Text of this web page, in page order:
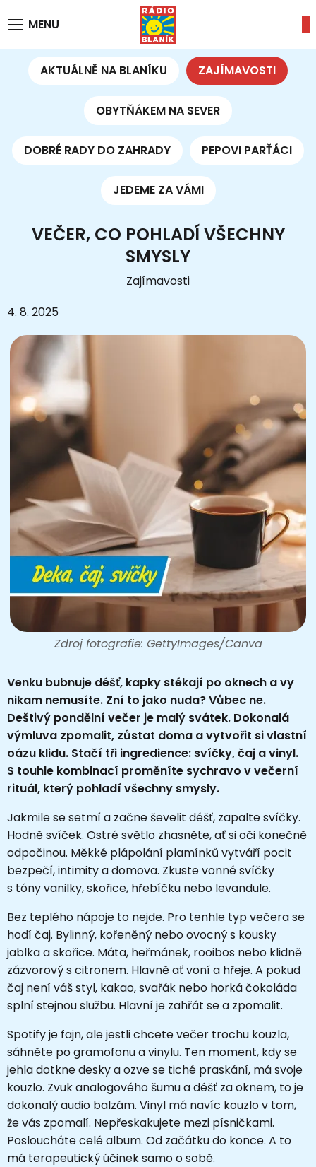
MENU
AKTUÁLNĚ NA BLANÍKU ZAJÍMAVOSTI
OBYTŇÁKEM NA SEVER
DOBRÉ RADY DO ZAHRADY PEPOVI PARŤÁCI
JEDEME ZA VÁMI
VEČER, CO POHLADÍ VŠECHNY
SMYSLY
Zajímavosti
4. 8. 2025
Zdroj fotografie: GettyImages/Canva
Venku bubnuje déšť, kapky stékají po oknech a vy
nikam nemusíte. Zní to jako nuda? Vůbec ne.
Deštivý pondělní večer je malý svátek. Dokonalá
výmluva zpomalit, zůstat doma a vytvořit si vlastní
oázu klidu. Stačí tři ingredience: svíčky, čaj a vinyl.
S touhle kombinací proměníte sychravo v večerní
rituál, který pohladí všechny smysly.
Jakmile se setmí a začne ševelit déšť, zapalte svíčky.
Hodně svíček. Ostré světlo zhasněte, ať si oči konečně
odpočinou. Měkké plápolání plamínků vytváří pocit
bezpečí, intimity a domova. Zkuste vonné svíčky
s tóny vanilky, skořice, hřebíčku nebo levandule.
Bez teplého nápoje to nejde. Pro tenhle typ večera se
hodí čaj. Bylinný, kořeněný nebo ovocný s kousky
jablka a skořice. Máta, heřmánek, rooibos nebo klidně
zázvorový s citronem. Hlavně ať voní a hřeje. A pokud
čaj není váš styl, kakao, svařák nebo horká čokoláda
splní stejnou službu. Hlavní je zahřát se a zpomalit.
Spotify je fajn, ale jestli chcete večer trochu kouzla,
sáhněte po gramofonu a vinylu. Ten moment, kdy se
jehla dotkne desky a ozve se tiché praskání, má svoje
kouzlo. Zvuk analogového šumu a déšť za oknem, to je
dokonalý audio balzám. Vinyl má navíc kouzlo v tom,
že vás zpomalí. Nepřeskakujete mezi písničkami.
Posloucháte celé album. Od začátku do konce. A to
má terapeutický účinek samo o sobě.